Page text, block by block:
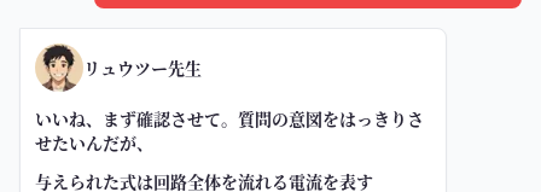
リュウツー先生
いいね、まず確認させて。質問の意図をはっきりさ
せたいんだが、
与えられた式は回路全体を流れる電流を表す